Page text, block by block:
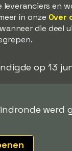
en
in onze Over
die deel
op 13
werd